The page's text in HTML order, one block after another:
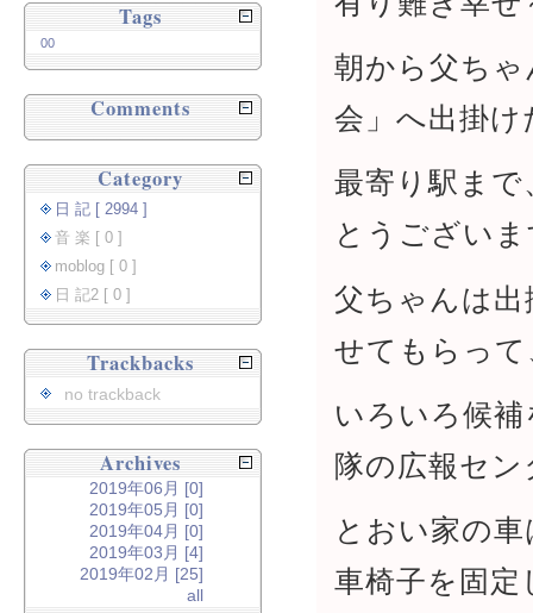
朝から父ち
会」へ出掛け
最寄り駅ま
とうござい
父ちゃんは
せてもらっ
いろいろ候
隊の広報セ
とおい家の
車椅子を固
Tags
00
Comments
Category
日 記 [ 2994 ]
音 楽 [ 0 ]
moblog [ 0 ]
日 記2 [ 0 ]
Trackbacks
no trackback
Archives
2019年06月 [0]
2019年05月 [0]
2019年04月 [0]
2019年03月 [4]
2019年02月 [25]
all